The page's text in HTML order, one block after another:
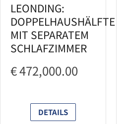
LEONDING:
DOPPELHAUSHÄLFTE
MIT SEPARATEM
SCHLAFZIMMER
€ 472,000.00
DETAILS